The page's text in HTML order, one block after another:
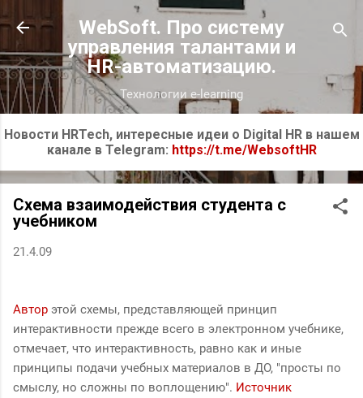
К основному контенту
WebSoft. Про систему
управления талантами и
HR-автоматизацию.
Технологии e-learning
Новости HRTech, интересные идеи о Digital HR в нашем
канале в Telegram: https://t.me/WebsoftHR
Схема взаимодействия студента с
учебником
21.4.09
Автор этой схемы, представляющей принцип
интерактивности прежде всего в электронном учебнике,
отмечает, что интерактивность, равно как и иные
принципы подачи учебных материалов в ДО, "просты по
смыслу, но сложны по воплощению". Источник